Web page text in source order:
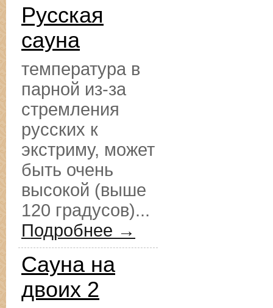
Русская
сауна
температура в
парной из-за
стремления
русских к
экстриму, может
быть очень
высокой (выше
120 градусов)...
Подробнее →
Сауна на
двоих 2